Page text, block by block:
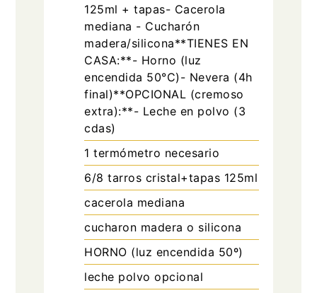
125ml + tapas- Cacerola
mediana - Cucharón
madera/silicona**TIENES EN
CASA:**- Horno (luz
encendida 50°C)- Nevera (4h
final)**OPCIONAL (cremoso
extra):**- Leche en polvo (3
cdas)
1 termómetro necesario
6/8 tarros cristal+tapas 125ml
cacerola mediana
cucharon madera o silicona
HORNO (luz encendida 50º)
leche polvoopcional